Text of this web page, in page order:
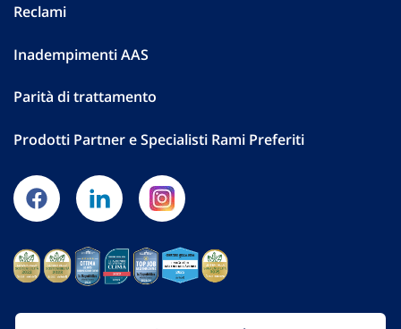
Reclami
Inadempimenti AAS
Parità di trattamento
Prodotti Partner e Specialisti Rami Preferiti